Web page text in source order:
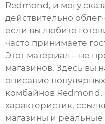
Redmond, и могу
действительно
если вы любите
часто принимаете
Этот материал – не
магазинов. Здесь вы
описание
комбайнов Redmond ,
характеристик,
магазины и реальные